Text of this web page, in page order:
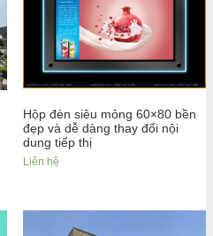
Hộp đèn siêu mỏng 60×80 bền
đẹp và dễ dàng thay đổi nội
dung tiếp thị
Liên hệ